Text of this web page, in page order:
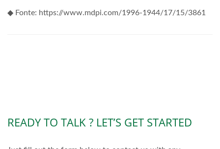
◆ Fonte: https://www.mdpi.com/1996-1944/17/15/3861